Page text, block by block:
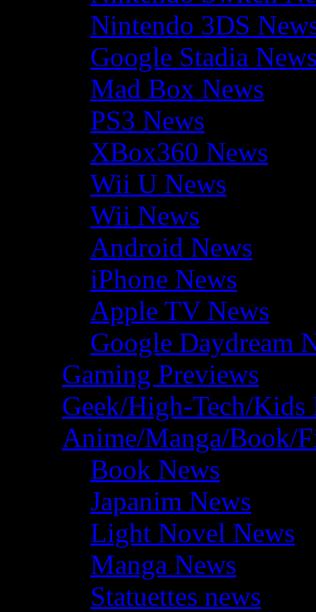
Nintendo 3DS
Google Stadia
Mad Box News
PS3 News
XBox360 News
Wii U News
Wii News
Android News
iPhone News
Apple TV News
Google Daydream
Gaming Previews
Geek/High-Tech/Kids
Anime/Manga/Book/
Book News
Japanim News
Light Novel News
Manga News
Statuettes news